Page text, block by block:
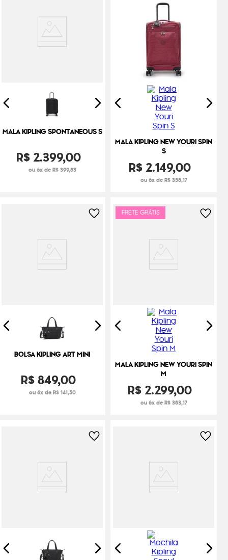
MALA KIPLING SPONTANEOUS S
R$2.399,00
ou 6x de R$ 399,83
MALA KIPLING NEW YOURI SPIN
S
R$2.149,00
ou 6x de R$ 358,17
BOLSA KIPLING ART MINI
R$849,00
ou 6x de R$ 141,50
FRETE GRÁTIS
MALA KIPLING NEW YOURI SPIN
M
R$2.299,00
ou 6x de R$ 383,17